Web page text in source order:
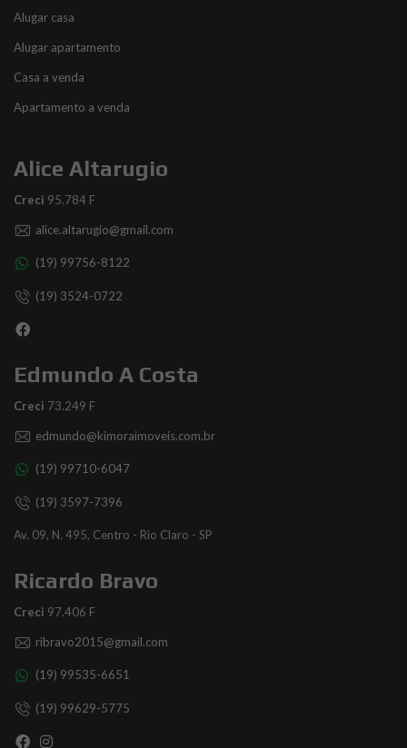
Alugar casa
Alugar apartamento
Casa a venda
Apartamento a venda
Alice Altarugio
Creci 95.784 F
alice.altarugio@gmail.com
(19) 99756-8122
(19) 3524-0722
Edmundo A Costa
Creci 73.249 F
edmundo@kimoraimoveis.com.br
(19) 99710-6047
(19) 3597-7396
Av. 09, N. 495, Centro - Rio Claro - SP
Ricardo Bravo
Creci 97.406 F
ribravo2015@gmail.com
(19) 99535-6651
(19) 99629-5775